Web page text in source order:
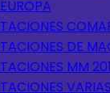
DE
MM
VARIAS